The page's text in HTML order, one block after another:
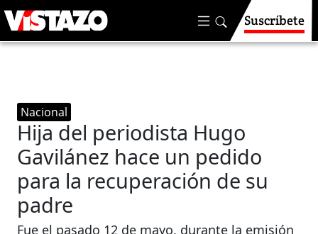
Suscríbete
Nacional
Hija del periodista Hugo
Gavilánez hace un pedido
para la recuperación de su
padre
Fue el pasado 12 de mayo, durante la emisión